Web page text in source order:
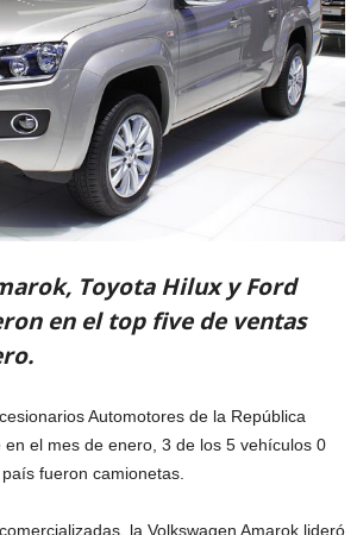
Toyota Hilux y Ford
en el top five de ventas
Automotores de la República
el mes de enero, 3 de los 5 vehículos 0
fueron camionetas.
la Volkswagen Amarok lideró